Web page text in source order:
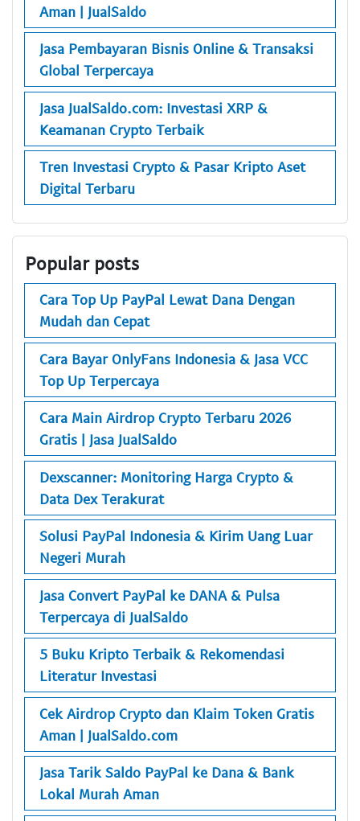
Aman | JualSaldo
Jasa Pembayaran Bisnis Online & Transaksi
Global Terpercaya
Jasa JualSaldo.com: Investasi XRP &
Keamanan Crypto Terbaik
Tren Investasi Crypto & Pasar Kripto Aset
Digital Terbaru
Popular posts
Cara Top Up PayPal Lewat Dana Dengan
Mudah dan Cepat
Cara Bayar OnlyFans Indonesia & Jasa VCC
Top Up Terpercaya
Cara Main Airdrop Crypto Terbaru 2026
Gratis | Jasa JualSaldo
Dexscanner: Monitoring Harga Crypto &
Data Dex Terakurat
Solusi PayPal Indonesia & Kirim Uang Luar
Negeri Murah
Jasa Convert PayPal ke DANA & Pulsa
Terpercaya di JualSaldo
5 Buku Kripto Terbaik & Rekomendasi
Literatur Investasi
Cek Airdrop Crypto dan Klaim Token Gratis
Aman | JualSaldo.com
Jasa Tarik Saldo PayPal ke Dana & Bank
Lokal Murah Aman